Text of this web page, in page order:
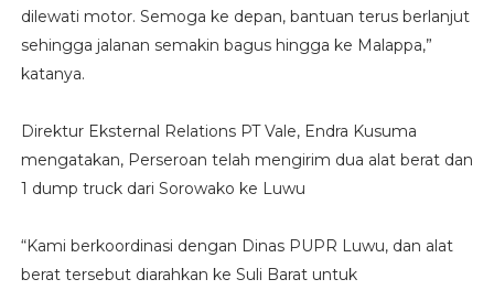
dilewati motor. Semoga ke depan, bantuan terus berlanjut
sehingga jalanan semakin bagus hingga ke Malappa,”
katanya.
Direktur Eksternal Relations PT Vale, Endra Kusuma
mengatakan, Perseroan telah mengirim dua alat berat dan
1 dump truck dari Sorowako ke Luwu
“Kami berkoordinasi dengan Dinas PUPR Luwu, dan alat
berat tersebut diarahkan ke Suli Barat untuk